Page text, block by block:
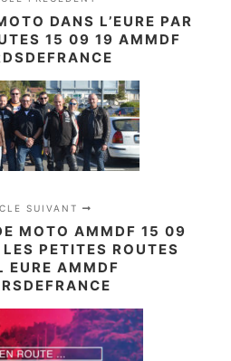
DANS L’EURE PAR
15 09 19 AMMDF
SUIVANT
MOTO AMMDF 15 09
PETITES ROUTES
EURE AMMDF